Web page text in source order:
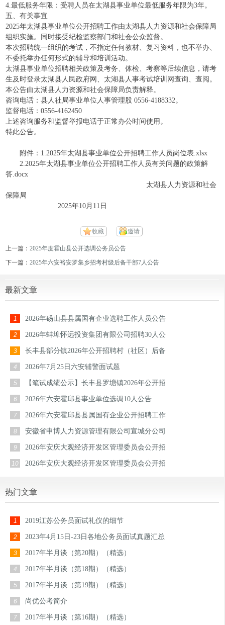
4.最低服务年限：受聘人员在太湖县事业单位最低服务年限为3年。
五、有关事宜
2025年太湖县事业单位公开招聘工作由太湖县人力资源和社会保障局
组织实施。同时接受纪检监察部门和社会公众监督。
本次招聘统一组织的考试，不指定任何教材、复习资料，也不举办、
不委托举办任何形式的辅导和培训活动。
太湖县事业单位招聘相关政策及考务、体检、考察等后续信息，请考
生及时登录太湖县人民政府网、太湖县人事考试培训网查询、查阅。
本公告由太湖县人力资源和社会保障局负责解释。
咨询电话：县人社局事业单位人事管理股 0556-4188332。
监督电话：0556-4162450
上述咨询服务和监督举报电话于正常办公时间使用。
特此公告。
附件：1.2025年太湖县事业单位公开招聘工作人员岗位表.xlsx
2.2025年太湖县事业单位公开招聘工作人员有关问题的政策解
答.docx
太湖县人力资源和社会
保障局
2025年10月11日
收藏 邀请
上一篇：2025年度霍山县公开选调公务员公告
下一篇：2025年六安裕安罗集乡招考村级后备干部7人公告
最新文章
1 2026年砀山县县属国有企业选聘工作人员公告
2 2026年蚌埠怀远投资集团有限公司招聘30人公
3 长丰县部分镇2026年公开招聘村（社区）后备
4 2026年7月25日六安辅警面试题
5 【笔试成绩公示】长丰县罗塘镇2026年公开招
6 2026年六安霍邱县事业单位选调10人公告
7 2026年六安霍邱县县属国有企业公开招聘工作
8 安徽省申博人力资源管理有限公司宣城分公司
9 2026年安庆大观经济开发区管理委员会公开招
10 2026年安庆大观经济开发区管理委员会公开招
热门文章
1 2019江苏公务员面试礼仪的细节
2 2023年4月15日-23日各地公务员面试真题汇总
3 2017年半月谈（第20期）（精选）
4 2017年半月谈（第18期）（精选）
5 2017年半月谈（第19期）（精选）
6 尚优公考简介
7 2017年半月谈（第16期）（精选）